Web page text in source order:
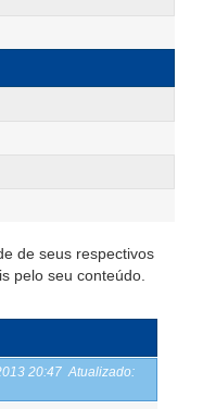
de seus respectivos
pelo seu conteúdo.
20:47 Atualizado: